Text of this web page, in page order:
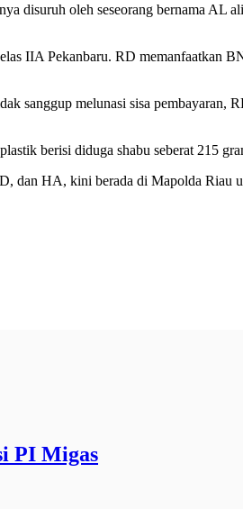
disuruh oleh seseorang bernama AL
IIA Pekanbaru. RD memanfaatkan
sanggup melunasi sisa pembayaran,
berisi diduga shabu seberat 215
dan HA, kini berada di Mapolda Riau
PI Migas